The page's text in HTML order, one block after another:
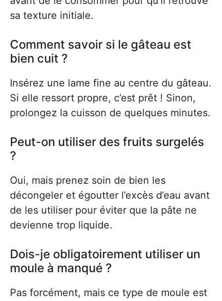
sa texture initiale.
Comment savoir si le gâteau est
bien cuit ?
Insérez une lame fine au centre du gâteau.
Si elle ressort propre, c’est prêt ! Sinon,
prolongez la cuisson de quelques minutes.
Peut-on utiliser des fruits surgelés
?
Oui, mais prenez soin de bien les
décongeler et égoutter l’excès d’eau avant
de les utiliser pour éviter que la pâte ne
devienne trop liquide.
Dois-je obligatoirement utiliser un
moule à manqué ?
Pas forcément, mais ce type de moule est